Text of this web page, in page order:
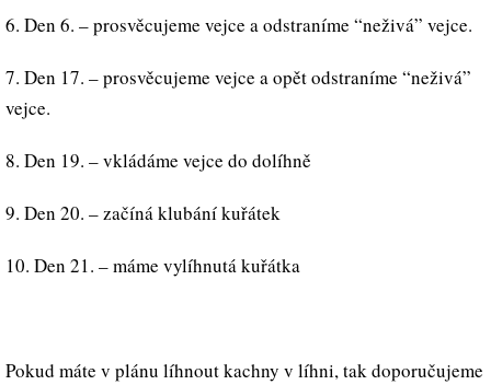
6. Den 6. – prosvěcujeme vejce a odstraníme “neživá” vejce.
7. Den 17. – prosvěcujeme vejce a opět odstraníme “neživá”
vejce.
8. Den 19. – vkládáme vejce do dolíhně
9. Den 20. – začíná klubání kuřátek
10. Den 21. – máme vylíhnutá kuřátka
Pokud máte v plánu líhnout kachny v líhni, tak doporučujeme